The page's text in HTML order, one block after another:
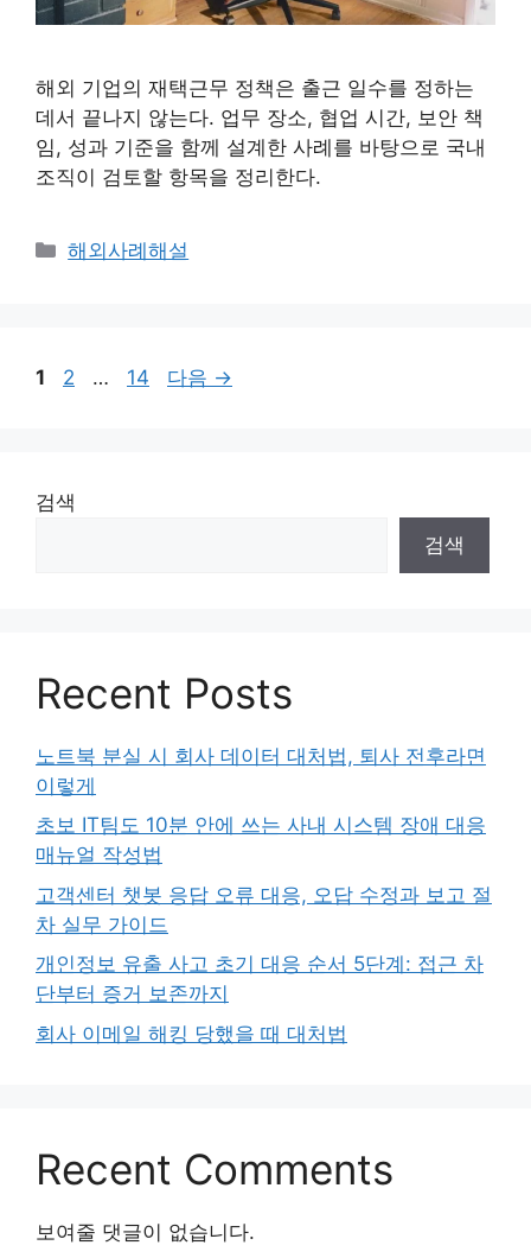
해외 기업의 재택근무 정책은 출근 일수를 정하는
데서 끝나지 않는다. 업무 장소, 협업 시간, 보안 책
임, 성과 기준을 함께 설계한 사례를 바탕으로 국내
조직이 검토할 항목을 정리한다.
카
해외사례해설
페
1
페
2 …
페
14 다음 →
검색
검색
Recent Posts
노트북 분실 시 회사 데이터 대처법, 퇴사 전후라면
이렇게
초보 IT팀도 10분 안에 쓰는 사내 시스템 장애 대응
매뉴얼 작성법
고객센터 챗봇 응답 오류 대응, 오답 수정과 보고 절
차 실무 가이드
개인정보 유출 사고 초기 대응 순서 5단계: 접근 차
단부터 증거 보존까지
회사 이메일 해킹 당했을 때 대처법
Recent Comments
보여줄 댓글이 없습니다.